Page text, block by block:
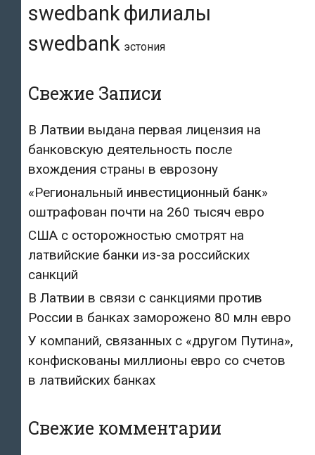
swedbankфилиалы
swedbank эстония
Свежие Записи
В Латвии выдана первая лицензия на
банковскую деятельность после
вхождения страны в еврозону
«Региональный инвестиционный банк»
оштрафован почти на 260 тысяч евро
США с осторожностью смотрят на
латвийские банки из-за российских
санкций
В Латвии в связи с санкциями против
России в банках заморожено 80 млн евро
У компаний, связанных с «другом Путина»,
конфискованы миллионы евро со счетов
в латвийских банках
Свежие комментарии